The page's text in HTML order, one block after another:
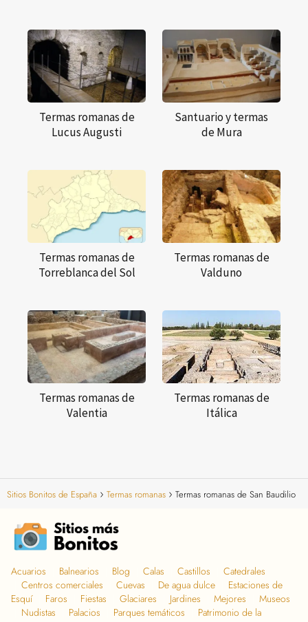
Termas romanas de
Lucus Augusti
Santuario y termas
de Mura
Termas romanas de
Torreblanca del Sol
Termas romanas de
Valduno
Termas romanas de
Valentia
Termas romanas de
Itálica
Sitios Bonitos de España Termas romanas Termas romanas de San Baudilio
Acuarios Balnearios Blog Calas Castillos
Catedrales
Centros comerciales
Cuevas De agua dulce
Estaciones de
Esquí
Faros Fiestas Glaciares Jardines Mejores
Museos
Nudistas
Palacios Parques temáticos
Patrimonio de la